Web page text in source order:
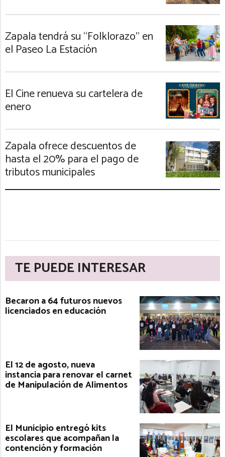
Zapala tendrá su “Folklorazo” en
el Paseo La Estación
El Cine renueva su cartelera de
enero
Zapala ofrece descuentos de
hasta el 20% para el pago de
tributos municipales
TE PUEDE INTERESAR
Becaron a 64 futuros nuevos
licenciados en educación
El 12 de agosto, nueva
instancia para renovar el carnet
de Manipulación de Alimentos
El Municipio entregó kits
escolares que acompañan la
contención y formación